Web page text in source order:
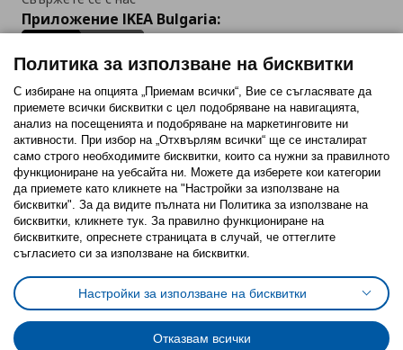
Приложение IKEA Bulgaria:
Последвайте ни:
FacebookTwitterYoutubePinterestInstagram
Политика за използване на бисквитки (Cookies)
Избор на настройки за използване на бисквитки
Условия за ползване на ikea.bgОбща политика за личните данни
Политика за защита на личните данни на ikea.bg
Общи условия на програма IKEA Family
Политика за използване на бисквитки
С избиране на опцията „Приемам всички“, Вие се съгласявате да
приемете всички бисквитки с цел подобряване на навигацията,
анализ на посещенията и подобряване на маркетинговите ни
активности. При избор на „Отхвърлям всички“ ще се инсталират
само строго необходимитe бисквитки, които са нужни за правилното
функциониране на уебсайта ни. Можете да изберете кои категории
да приемете като кликнете на "Настройки за използване на
бисквитки". За да видите пълната ни Политика за използване на
бисквитки, кликнете тук. За правилно функциониране на
бисквитките, опреснете страницата в случай, че оттеглите
съгласието си за използване на бисквитки.
Настройки за използване на бисквитки
Отказвам всички